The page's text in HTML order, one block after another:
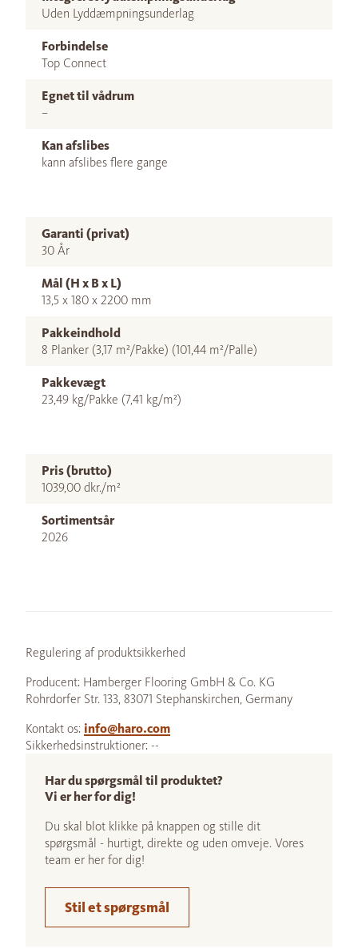
Uden Lyddæmpningsunderlag
Forbindelse
Top Connect
Egnet til vådrum
–
Kan afslibes
kann afslibes flere gange
Garanti (privat)
30 År
Mål (H x B x L)
13,5 x 180 x 2200 mm
Pakkeindhold
8 Planker (3,17 m²/Pakke) (101,44 m²/Palle)
Pakkevægt
23,49 kg/Pakke (7,41 kg/m²)
Pris (brutto)
1039,00 dkr./m²
Sortimentsår
2026
Regulering af produktsikkerhed
Producent: Hamberger Flooring GmbH & Co. KG
Rohrdorfer Str. 133, 83071 Stephanskirchen, Germany
Kontakt os: info@haro.com
Sikkerhedsinstruktioner: --
Har du spørgsmål til produktet?
Vi er her for dig!
Du skal blot klikke på knappen og stille dit
spørgsmål - hurtigt, direkte og uden omveje. Vores
team er her for dig!
Stil et spørgsmål